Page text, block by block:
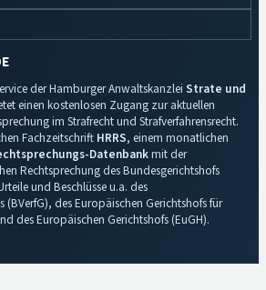
der Hamburger Anwaltskanzlei Strate und
einen kostenlosen Zugang zur aktuellen
im Strafrecht und Strafverfahrensrecht.
Fachzeitschrift HRRS, einem monatlichen
Datenbankmit der
Rechtsprechung des Bundesgerichtshofs
und Beschlüsse u.a. des
(BVerfG), des Europäischen Gerichtshofs für
des Europäischen Gerichtshofs (EuGH).